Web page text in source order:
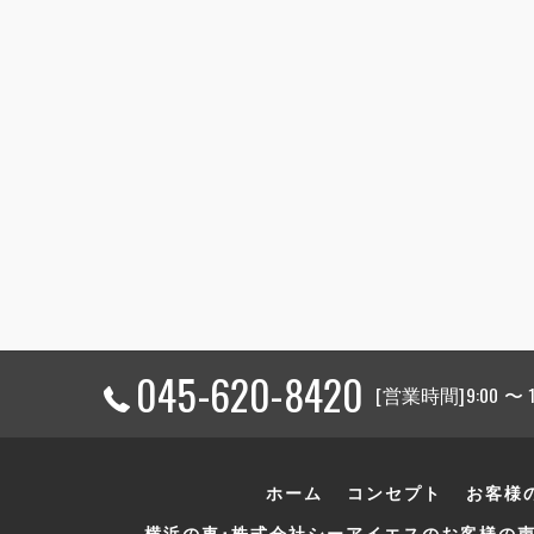
045-620-8420 [営業時間]9:00
ホーム コンセプト お客様